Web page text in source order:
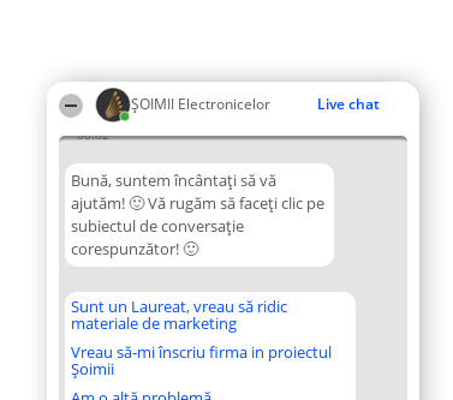
ȘOIMII Electronicelor Live chat
00:02
Bună, suntem încântați să vă
ajutăm! 🙂 Vă rugăm să faceți clic pe
subiectul de conversație
corespunzător! 🙂
Sunt un Laureat, vreau să ridic
materiale de marketing
Vreau să-mi înscriu firma in proiectul
Șoimii